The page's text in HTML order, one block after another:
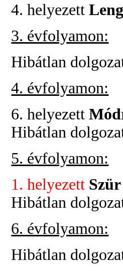
4. helyezett
3. évfolyamon:
Hibátlan
4. évfolyamon:
6. helyezett
Hibátlan
5. évfolyamon:
1. helyezett
Hibátlan
6. évfolyamon:
Hibátlan